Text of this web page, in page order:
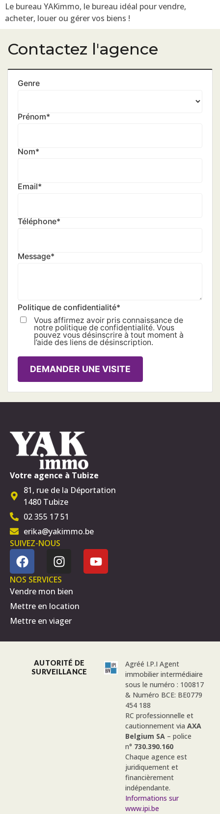
Le bureau YAKimmo, le bureau idéal pour vendre,
acheter, louer ou gérer vos biens !
Contactez l'agence
Genre
Prénom*
Nom*
Email*
Téléphone*
Message*
Politique de confidentialité*
Vous affirmez avoir pris connaissance de
notre politique de confidentialité. Vous
pouvez vous désinscrire à tout moment à
l’aide des liens de désinscription.
DEMANDER UNE VISITE
Votre agence à Tubize
81, rue de la Déportation
1480 Tubize
02 355 17 51
erika@yakimmo.be
SUIVEZ-NOUS
NOS SERVICES
Vendre mon bien
Mettre en location
Mettre en viager
AUTORITÉ DE
SURVEILLANCE
Agréé I.P.I Agent
immobilier intermédiaire
sous le numéro : 100817
& Numéro BCE: BE0779
454 188
RC professionnelle et
cautionnement via AXA
Belgium SA– police
n° 730.390.160
Chaque agence est
juridiquement et
financièrement
indépendante.
Informations sur
www.ipi.be